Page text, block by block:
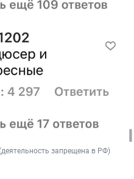
запрещена в РФ)